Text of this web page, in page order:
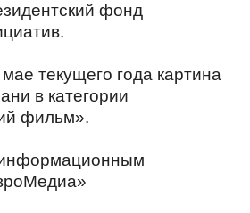
фонд
текущего года картина
в категории
фильм».